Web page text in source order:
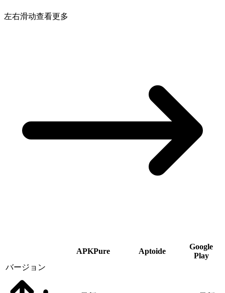
左右滑动查看更多
APKPure Aptoide
Google
Play
バージョン